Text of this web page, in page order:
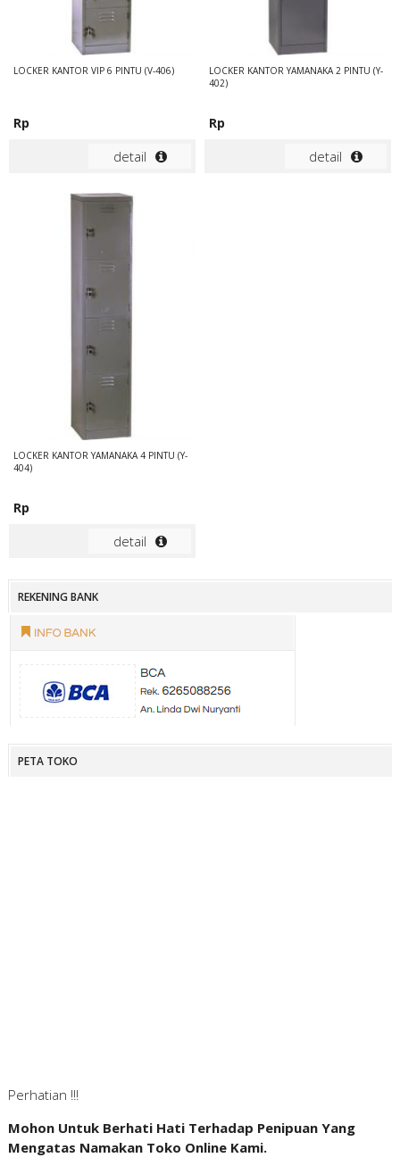
LOCKER KANTOR VIP 6 PINTU (V-406)
Rp
detail
LOCKER KANTOR YAMANAKA 2 PINTU (Y-
402)
Rp
detail
LOCKER KANTOR YAMANAKA 4 PINTU (Y-
404)
Rp
detail
REKENING BANK
PETA TOKO
Perhatian !!!
Mohon Untuk Berhati Hati Terhadap Penipuan Yang
Mengatas Namakan Toko Online Kami.